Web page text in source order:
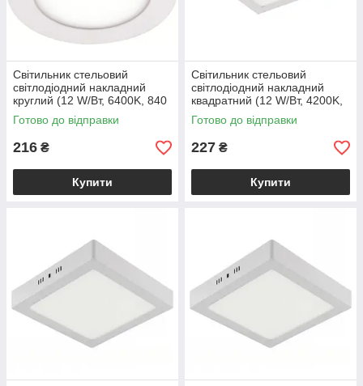
Світильник стельовий
світлодіодний накладний
круглий (12 W/Вт, 6400K, 840
lm, IP20, білий) CAROLINE-12
Готово до відправки
216 ₴
Купити
Світильник стельовий
світлодіодний накладний
квадратний (12 W/Вт, 4200K,
840 lm, IP20, білий) ARINA-12
Готово до відправки
227 ₴
Купити